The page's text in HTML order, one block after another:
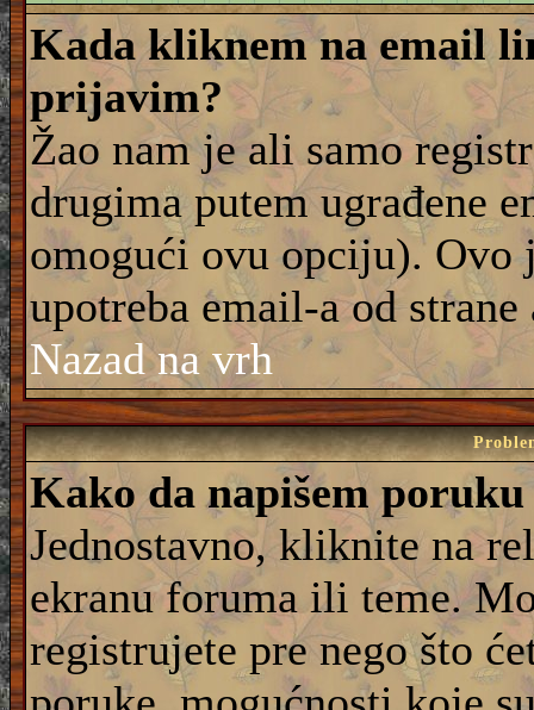
Kada kliknem na email
prijavim?
Žao nam je ali samo
drugima putem ugrađene
omogući ovu opciju). Ovo
upotreba email-a od
Nazad na vrh
Kako da napišem
Jednostavno, kliknite na
ekranu foruma ili teme.
registrujete pre nego što